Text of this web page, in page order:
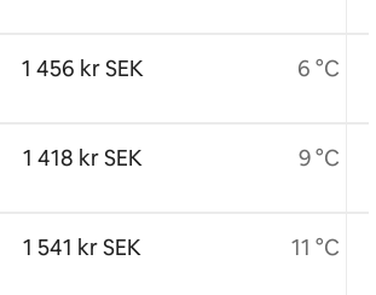
1 456 kr SEK
1 418 kr SEK
1 541 kr SEK
6 °C
9 °C
11 °C